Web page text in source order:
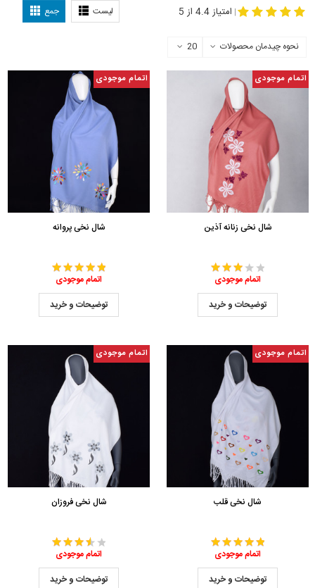
لیست جمع | امتیاز 4.4 از 5
نحوه چیدمان محصولات 20
اتمام موجودی
شال نخی زنانه آذین
اتمام موجودی
توضیحات و خرید
اتمام موجودی
شال نخی پروانه
اتمام موجودی
توضیحات و خرید
اتمام موجودی
شال نخی قلب
اتمام موجودی
توضیحات و خرید
اتمام موجودی
شال نخی فروزان
اتمام موجودی
توضیحات و خرید